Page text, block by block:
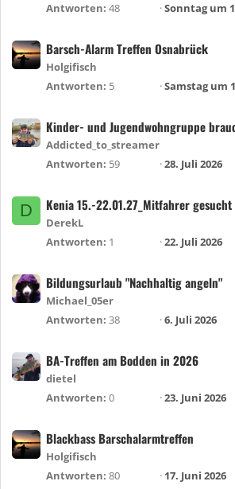
Antworten 48 Sonntag um
Barsch-Alarm Treffen Osnabrück
Holgifisch
Antworten 5 Samstag um
Kinder- und Jugendwohngruppe
Addicted_to_streamer
Antworten 59 28. Juli 2026
D Kenia 15.-22.01.27_Mitfahrer
DerekL
Antworten 1 22. Juli 2026
Bildungsurlaub "Nachhaltig angeln"
Michael_05er
Antworten 38 6. Juli 2026
BA-Treffen am Bodden in 2026
dietel
Antworten 0 23. Juni 2026
Blackbass Barschalarmtreffen
Holgifisch
Antworten 80 17. Juni 2026